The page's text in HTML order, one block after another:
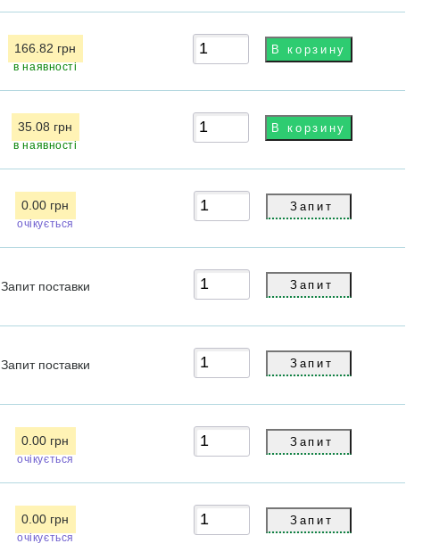
166.82 грн
в наявності
35.08 грн
в наявності
0.00 грн
очікується
Запит поставки
Запит поставки
0.00 грн
очікується
0.00 грн
очікується